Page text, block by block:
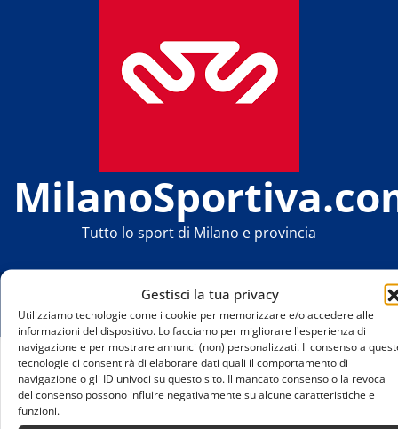
Gestisci la tua privacy
Utilizziamo tecnologie come i cookie per memorizzare e/o accedere alle
informazioni del dispositivo. Lo facciamo per migliorare l'esperienza di
navigazione e per mostrare annunci (non) personalizzati. Il consenso a
tecnologie ci consentirà di elaborare dati quali il comportamento di
navigazione o gli ID univoci su questo sito. Il mancato consenso o la revoca
del consenso possono influire negativamente su alcune caratteristiche e
funzioni.
Tutto lo sport di Milano e provincia
Home
Giusti dello sport 2025: Khalida Popal e altri eroi
celebrati al Giardino dei Giusti